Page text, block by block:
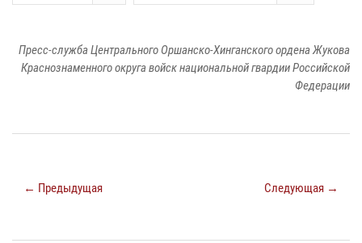
Пресс-служба Центрального Оршанско-Хинганского ордена Жукова
Краснознаменного округа войск национальной гвардии Российской
Федерации
← Предыдущая Следующая →